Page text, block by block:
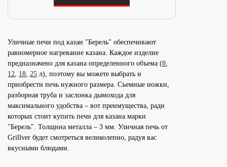
Уличные печи под казан "Берель" обеспечивают
равномерное нагревание казана. Каждое изделие
предназначено для казана определенного объема (8,
12, 18, 25 л), поэтому вы можете выбрать и
приобрести печь нужного размера. Съемные ножки,
разборная труба и заслонка дымохода для
максимального удобства – вот преимущества, ради
которых стоит купить печи для казана марки
"Берель". Толщина металла – 3 мм. Уличная печь от
Grillver будет смотреться великолепно, радуя вас
вкусными блюдами.